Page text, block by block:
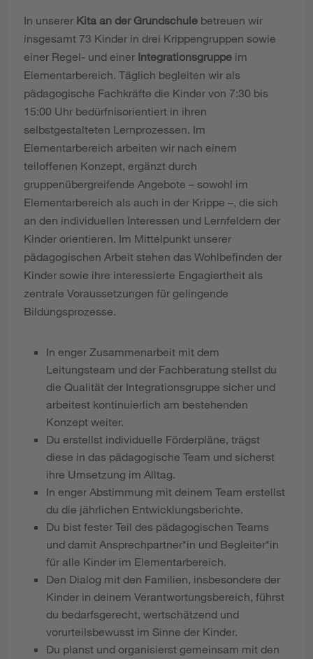
In unserer Kita an der Grundschule betreuen wir
insgesamt 73 Kinder in drei Krippengruppen sowie
einer Regel- und einer Integrationsgruppe im
Elementarbereich. Täglich begleiten wir als
pädagogische Fachkräfte die Kinder von 7:30 bis
15:00 Uhr bedürfnisorientiert in ihren
selbstgestalteten Lernprozessen. Im
Elementarbereich arbeiten wir nach einem
teiloffenen Konzept, ergänzt durch
gruppenübergreifende Angebote – sowohl im
Elementarbereich als auch in der Krippe –, die sich
an den individuellen Interessen und Lernfeldern der
Kinder orientieren. Im Mittelpunkt unserer
pädagogischen Arbeit stehen das Wohlbefinden der
Kinder sowie ihre interessierte Engagiertheit als
zentrale Voraussetzungen für gelingende
Bildungsprozesse.
In enger Zusammenarbeit mit dem
Leitungsteam und der Fachberatung stellst du
die Qualität der Integrationsgruppe sicher und
arbeitest kontinuierlich am bestehenden
Konzept weiter.
Du erstellst individuelle Förderpläne, trägst
diese in das pädagogische Team und sicherst
ihre Umsetzung im Alltag.
In enger Abstimmung mit deinem Team erstellst
du die jährlichen Entwicklungsberichte.
Du bist fester Teil des pädagogischen Teams
und damit Ansprechpartner*in und Begleiter*in
für alle Kinder im Elementarbereich.
Den Dialog mit den Familien, insbesondere der
Kinder in deinem Verantwortungsbereich, führst
du bedarfsgerecht, wertschätzend und
vorurteilsbewusst im Sinne der Kinder.
Du planst und organisierst gemeinsam mit den